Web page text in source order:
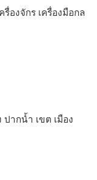
องจักร เครื่องมือกล
ากน้ำ เขต เมือง